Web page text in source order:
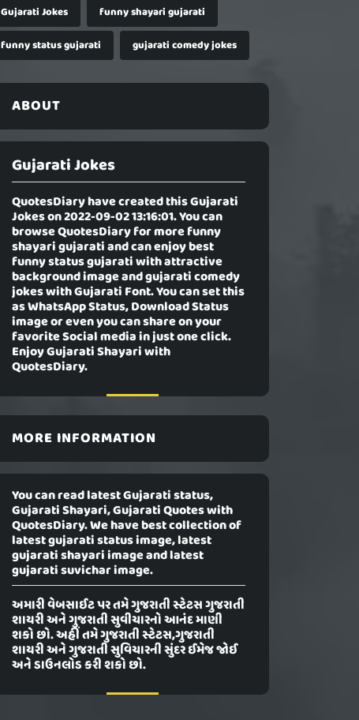
Gujarati Jokes
funny shayari gujarati
funny status gujarati
gujarati comedy jokes
ABOUT
Gujarati Jokes
QuotesDiary have created thisGujarati
Jokeson 2022-09-02 13:16:01. You can
browse QuotesDiary for more funny
shayari gujarati and can enjoy best
funny status gujarati with attractive
background image and gujarati comedy
jokes with Gujarati Font. You can set this
as WhatsApp Status, Download Status
image or even you can share on your
favorite Social media in just one click.
Enjoy Gujarati Shayari with
QuotesDiary.
MORE INFORMATION
You can read latest Gujarati status,
Gujarati Shayari, Gujarati Quotes with
QuotesDiary. We have best collection of
latest gujarati status image, latest
gujarati shayari image and latest
gujarati suvichar image.
અમારી વેબસાઈટ પર તમે ગુજરાતી સ્ટેટસ ગુજરાતી
શાયરી અને ગુજરાતી સુવીચારનો આનંદ માણી
શકો છો. અહીં તમે ગુજરાતી સ્ટેટસ,ગુજરાતી
શાયરી અને ગુજરાતી સુવિચારની સુંદર ઈમેજ જોઈ
અને ડાઉનલોડ કરી શકો છો.